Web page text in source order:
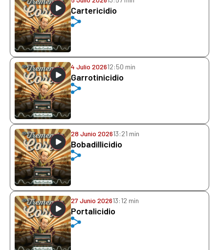
Cartericidio
4 Julio 202612:50 min
Garrotinicidio
28 Junio 202613:21 min
Bobadillicidio
27 Junio 202613:12 min
Portalicidio